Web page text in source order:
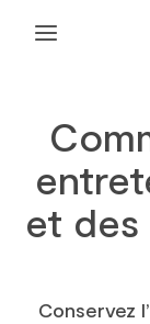
et des
Conservez